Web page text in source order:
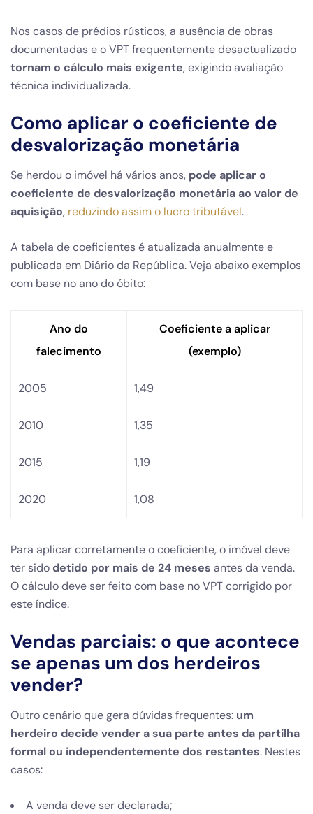
Nos casos de prédios rústicos, a ausência de obras
documentadas e o VPT frequentemente desactualizado
tornam o cálculo mais exigente, exigindo avaliação
técnica individualizada.
Como aplicar o coeficiente de
desvalorização monetária
Se herdou o imóvel há vários anos, pode aplicar o
coeficiente de desvalorização monetária ao valor de
aquisição, reduzindo assim o lucro tributável.
A tabela de coeficientes é atualizada anualmente e
publicada em Diário da República. Veja abaixo exemplos
com base no ano do óbito:
Ano do
falecimento
Coeficiente a aplicar
(exemplo)
2005 1,49
2010 1,35
2015 1,19
2020 1,08
Para aplicar corretamente o coeficiente, o imóvel deve
ter sido detido por mais de 24 meses antes da venda.
O cálculo deve ser feito com base no VPT corrigido por
este índice.
Vendas parciais: o que acontece
se apenas um dos herdeiros
vender?
Outro cenário que gera dúvidas frequentes: um
herdeiro decide vender a sua parte antes da partilha
formal ou independentemente dos restantes. Nestes
casos:
A venda deve ser declarada;